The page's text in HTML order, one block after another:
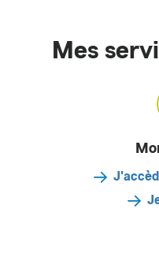
Mes